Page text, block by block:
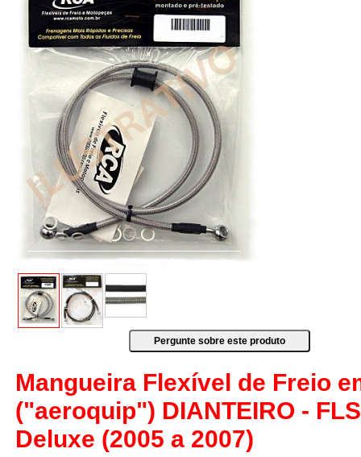
Mangueira Flexível de Freio
("aeroquip") DIANTEIRO -
Deluxe (2005 a 2007)